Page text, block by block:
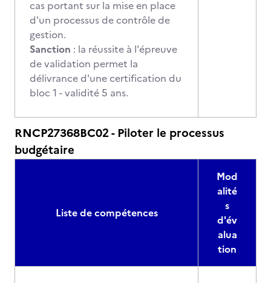
cas portant sur la mise en place
d'un processus de contrôle de
gestion.
Sanction : la réussite à l'épreuve
de validation permet la
délivrance d'une certification du
bloc 1 - validité 5 ans.
RNCP27368BC02 - Piloter le processus
budgétaire
Liste de compétences
Mod
alité
s
d'év
alua
tion